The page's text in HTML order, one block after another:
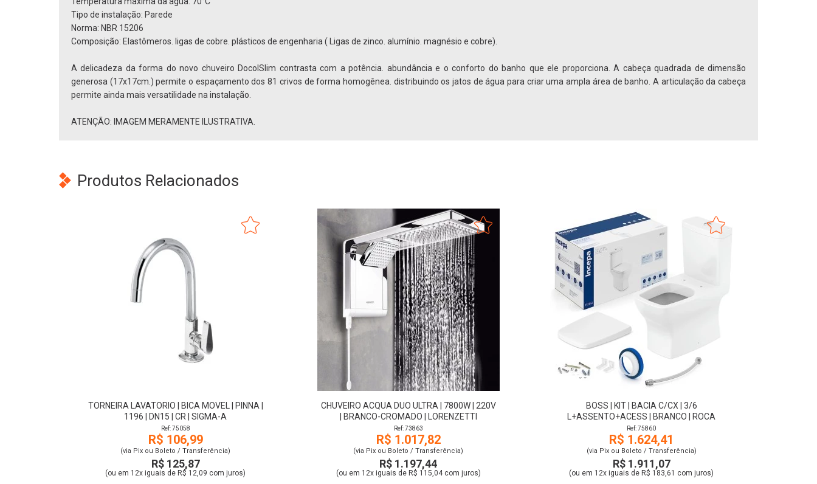
Tipo de instalação: Parede
Norma: NBR 15206
Composição: Elastômeros. ligas de cobre. plásticos de engenharia ( Ligas de zinco. alumínio. magnésio e cobre).
A delicadeza da forma do novo chuveiro DocolSlim contrasta com a potência. abundância e o conforto do banho que ele proporciona. A cabeça quadrada de dimensão
generosa (17x17cm.) permite o espaçamento dos 81 crivos de forma homogênea. distribuindo os jatos de água para criar uma ampla área de banho. A articulação da cabeça
permite ainda mais versatilidade na instalação.
ATENÇÃO: IMAGEM MERAMENTE ILUSTRATIVA.
Produtos Relacionados
TORNEIRA LAVATORIO | BICA MOVEL | PINNA |
1196 | DN15 | CR | SIGMA-A
Ref: 75058
R$ 106,99
(via Pix ou Boleto / Transferência)
R$ 125,87
(ou em 12x iguais de R$ 12,09 com juros)
CHUVEIRO ACQUA DUO ULTRA | 7800W | 220V
| BRANCO-CROMADO | LORENZETTI
Ref: 73863
R$ 1.017,82
(via Pix ou Boleto / Transferência)
R$ 1.197,44
(ou em 12x iguais de R$ 115,04 com juros)
BOSS | KIT | BACIA C/CX | 3/6
L+ASSENTO+ACESS | BRANCO | ROCA
Ref: 75860
R$ 1.624,41
(via Pix ou Boleto / Transferência)
R$ 1.911,07
(ou em 12x iguais de R$ 183,61 com juros)